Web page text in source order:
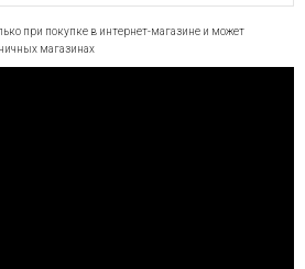
при покупке в интернет-магазине и может
магазинах